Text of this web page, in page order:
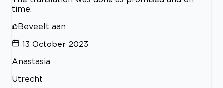
time.
Beveelt aan
13 October 2023
Anastasia
Utrecht